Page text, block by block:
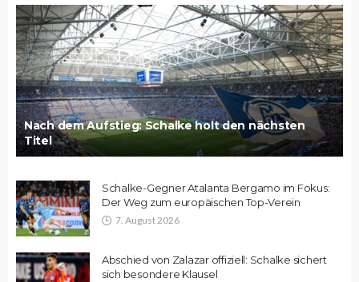
Nach dem Aufstieg: Schalke holt den nächsten
Titel
Schalke-Gegner Atalanta Bergamo im Fokus:
Der Weg zum europäischen Top-Verein
7. August 2026
Abschied von Zalazar offiziell: Schalke sichert
sich besondere Klausel